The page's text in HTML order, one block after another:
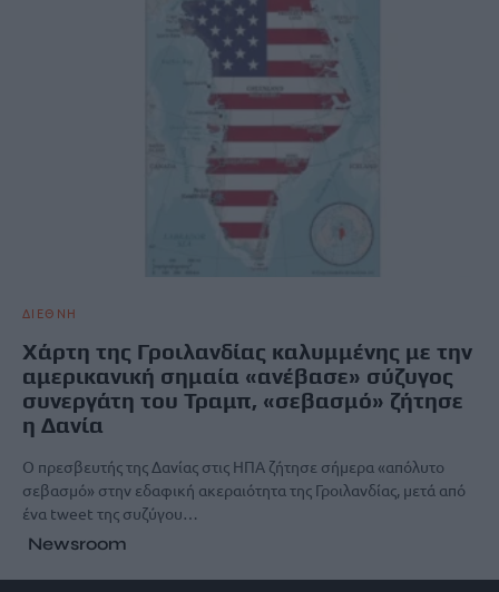
ΔΙΕΘΝΗ
Χάρτη της Γροιλανδίας καλυμμένης με την
αμερικανική σημαία «ανέβασε» σύζυγος
συνεργάτη του Τραμπ, «σεβασμό» ζήτησε
η Δανία
Ο πρεσβευτής της Δανίας στις ΗΠΑ ζήτησε σήμερα «απόλυτο
σεβασμό» στην εδαφική ακεραιότητα της Γροιλανδίας, μετά από
ένα tweet της συζύγου…
Newsroom